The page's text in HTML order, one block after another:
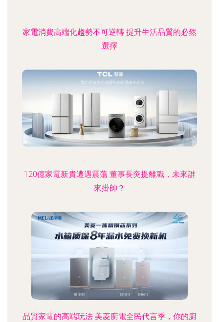
家電消費高端化趨勢不可逆轉 提升生活品質的必然
選擇
120億家電新貴遭遇震蕩 董事長突提離職，未來誰
來掛帥？
品質家電的高端玩法 美菱廚電全民代言季，你的廚